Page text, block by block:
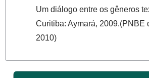
Um diálogo entre os gêneros
Curitiba: Aymará, 2009.(PNBE
2010)